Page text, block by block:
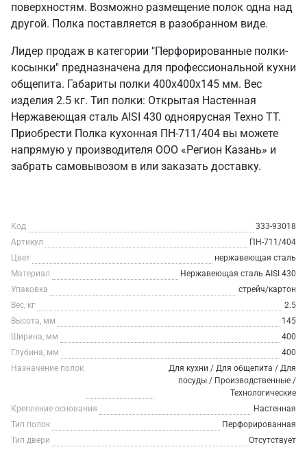
поверхностям. Возможно размещение полок одна над
другой. Полка поставляется в разобранном виде.
Лидер продаж в категории "Перфорированные полки-
косынки" предназначена для профессиональной кухни
общепита. Габариты полки 400х400х145 мм. Вес
изделия 2.5 кг. Тип полки: Открытая Настенная
Нержавеющая сталь AISI 430 одноярусная Техно ТТ.
Приобрести Полка кухонная ПН-711/404 вы можете
напрямую у производителя ООО «Регион Казань» и
забрать самовывозом в или заказать доставку.
Код
333-93018
Артикул
ПН-711/404
Цвет
нержавеющая сталь
Материал
Нержавеющая сталь AISI 430
Упаковка
стрейч/картон
Вес, кг
2.5
Высота, мм
145
Ширина, мм
400
Глубина, мм
400
Назначение полок
Для кухни / Для общепита / Для
посуды / Производственные /
Технологические
Крепление основания
Настенная
Тип полок
Перфорированная
Тип двери
Отсутствует